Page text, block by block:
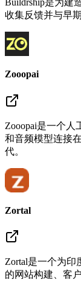
Buildrship是为建
收集反馈并与早
Zooopai
Zooopai是一个
和音频模型连接
代。
Zortal
Zortal是一个为
的网站构建、客